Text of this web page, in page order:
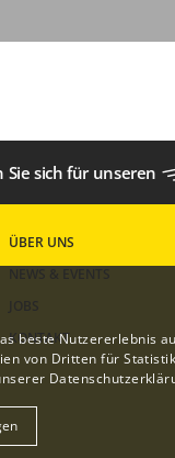
beste Nutzererlebnis
von Dritten für
Sie sich für unseren
ÜBER UNS
KONTAKT